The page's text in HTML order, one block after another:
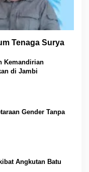
Tenaga Surya
Kemandirian
di Jambi
Gender Tanpa
Angkutan Batu